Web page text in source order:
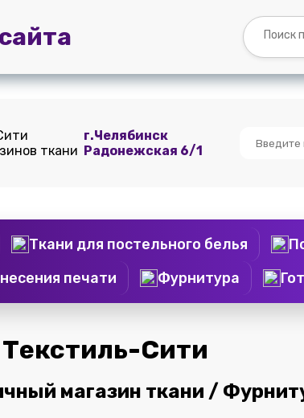
Доставка и
оплата
ткани
г.Челябинск
Радонежская 6/1
Ткани для постельного белья
печати
Фурнитура
Текстиль-Сити
магазин ткани /